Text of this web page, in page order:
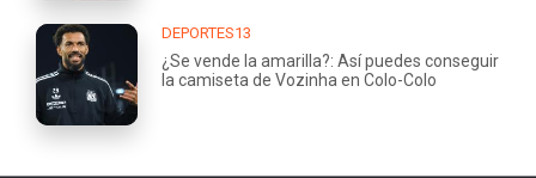
DEPORTES13
¿Se vende la amarilla?: Así puedes conseguir
la camiseta de Vozinha en Colo-Colo